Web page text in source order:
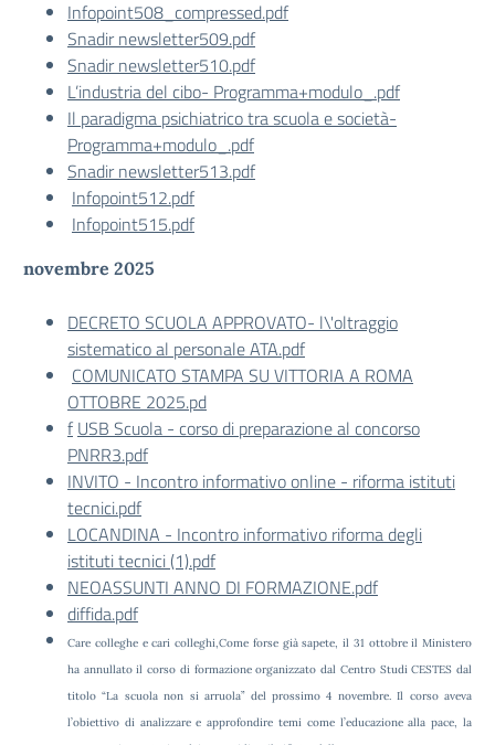
Infopoint508_compressed.pdf
Snadir newsletter509.pdf
Snadir newsletter510.pdf
L’industria del cibo- Programma+modulo_.pdf
Il paradigma psichiatrico tra scuola e società-
Programma+modulo_.pdf
Snadir newsletter513.pdf
Infopoint512.pdf
Infopoint515.pdf
novembre 2025
DECRETO SCUOLA APPROVATO- l\'oltraggio
sistematico al personale ATA.pdf
COMUNICATO STAMPA SU VITTORIA A ROMA
OTTOBRE 2025.pd
f USB Scuola - corso di preparazione al concorso
PNRR3.pdf
INVITO - Incontro informativo online - riforma istituti
tecnici.pdf
LOCANDINA - Incontro informativo riforma degli
istituti tecnici (1).pdf
NEOASSUNTI ANNO DI FORMAZIONE.pdf
diffida.pdf
Care colleghe e cari colleghi,Come forse già sapete, il 31 ottobre il Ministero
ha annullato il corso di formazione organizzato dal Centro Studi CESTES dal
titolo “La scuola non si arruola” del prossimo 4 novembre. Il corso aveva
l’obiettivo di analizzare e approfondire temi come l’educazione alla pace, la